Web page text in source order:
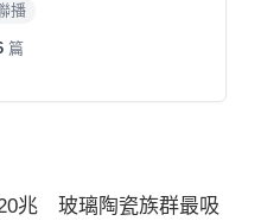
播
篇
兆 玻璃陶瓷族群最吸